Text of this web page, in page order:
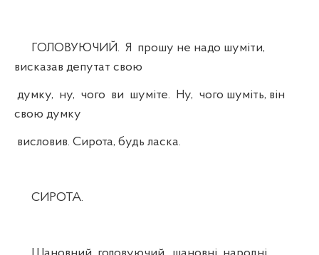
ГОЛОВУЮЧИЙ. Я прошу не надо шуміти,
висказав депутат свою
думку, ну, чого ви шуміте. Ну, чого шуміть, він
свою думку
висловив. Сирота, будь ласка.
СИРОТА.